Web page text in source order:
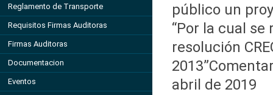
Reglamento de Transporte
Requisitos Firmas Auditoras
Firmas Auditoras
Documentacion
Eventos
público un
“Por la cual se
resolución
abril de 2019